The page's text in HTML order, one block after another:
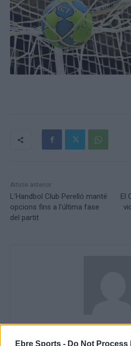
Ebre Sports - Do Not Process
Article anterior
L’Handbol Club Perelló manté
opcions fins a l’última fase
del partit
El